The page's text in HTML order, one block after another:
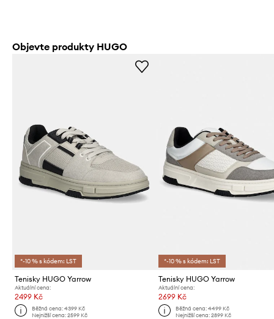
Objevte produkty HUGO
*-10 % s kódem: LST
Tenisky HUGO Yarrow
Aktuální cena:
2499 Kč
Běžná cena:4399 Kč
Nejnižší cena:2599 Kč
*-10 % s kódem: LST
Tenisky HUGO Yarrow
Aktuální cena:
2699 Kč
Běžná cena: 4499 Kč
Nejnižší cena: 2899 Kč